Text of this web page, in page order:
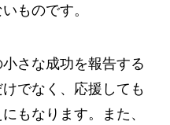
ものです。
さな成功を報告する
でなく、応援しても
もなります。また、